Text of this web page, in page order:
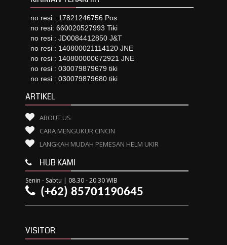
no resi : 17821246756 Pos
no resi: 660020527993 Tiki
no resi : JD0084412850 J&T
no resi : 140800021114120 JNE
no resi : 140800000672921 JNE
no resi : 030079879679 tiki
no resi : 030079879680 tiki
ARTIKEL
ABOUT US
CARA MENGUKUR CINCIN
LANGKAH MUDAH PEMESAN HELM UKIR
HUB KAMI
Senin - Sabtu | 08.30 - 20.30 WIB
(+62) 85701190645
VISITOR